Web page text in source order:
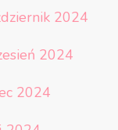
2024
2024
2024